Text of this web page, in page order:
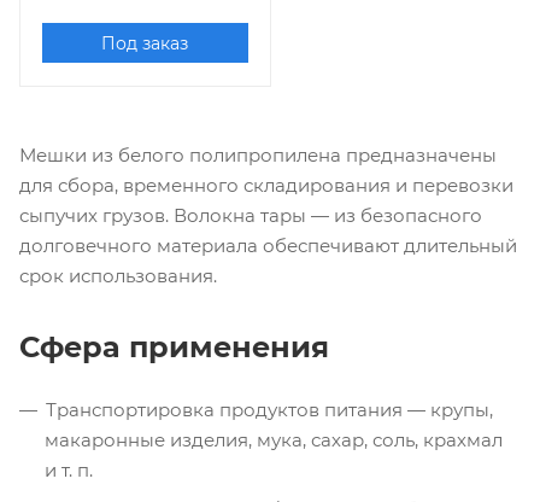
Под заказ
Мешки из белого полипропилена предназначены
для сбора, временного складирования и перевозки
сыпучих грузов. Волокна тары — из безопасного
долговечного материала обеспечивают длительный
срок использования.
Сфера применения
Транспортировка продуктов питания — крупы,
макаронные изделия, мука, сахар, соль, крахмал
и т. п.